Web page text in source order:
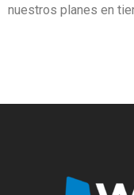
nuestros planes en